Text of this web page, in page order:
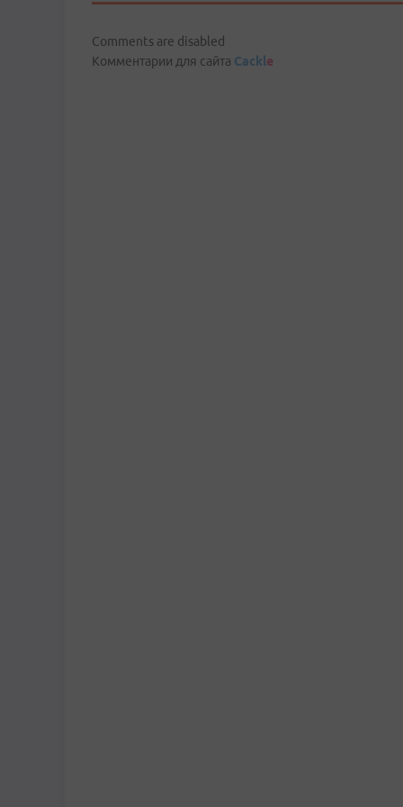
Comments are disabled
Комментарии для сайта Cackle